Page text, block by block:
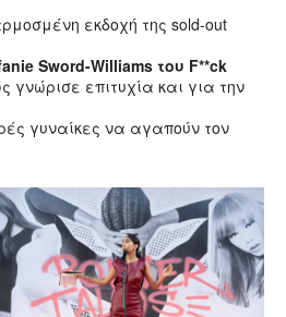
εκδοχή της sold-out
Sword-Williams του F**ck
γνώρισε επιτυχία και για την
γυναίκες να αγαπούν τον